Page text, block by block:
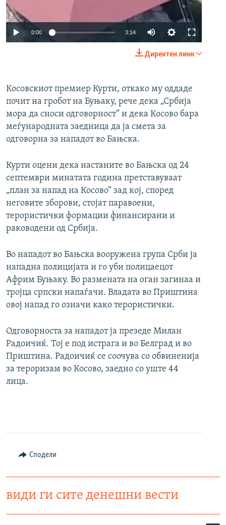
240p
720p 1080p
0:00 3:14
720p
1080p
Директен линк
Косовскиот премиер Курти, откако му оддаде
почит на гробот на Буњаку, рече дека „Србија
мора да сноси одговорност“ и дека Косово бара
меѓународната заедница да ја смета за
одговорна за нападот во Бањска.
Курти оцени дека настаните во Бањска од 24
септември минатата година претставуваат
„план за напад на Косово“ зад кој, според
неговите зборови, стојат паравоени,
терористички формации финансирани и
раководени од Србија.
Во нападот во Бањска вооружена група Срби ја
нападна полицијата и го уби полицаецот
Африм Буњаку. Во размената на оган загинаа и
тројца српски напаѓачи. Владата во Приштина
овој напад го означи како терористички.
Одговорноста за нападот ја презеде Милан
Радоичиќ. Тој е под истрага и во Белград и во
Приштина. Радоичиќ се соочува со обвиненија
за тероризам во Косово, заедно со уште 44
лица.
Сподели
види ги сите денешни вести